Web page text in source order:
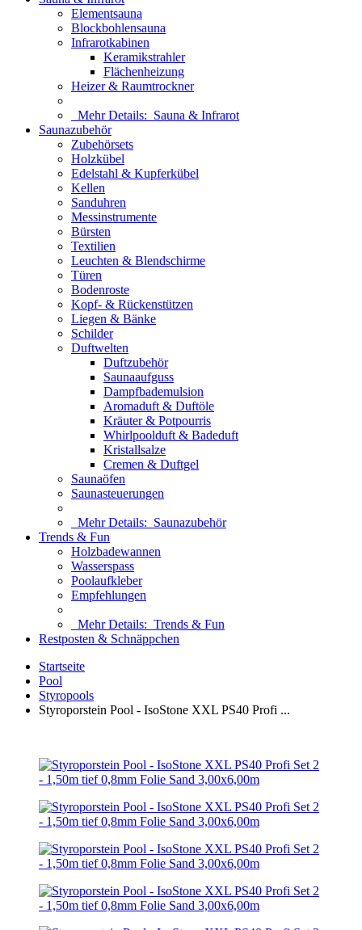
Elementsauna
Blockbohlensauna
Infrarotkabinen
Keramikstrahler
Flächenheizung
Heizer & Raumtrockner
Mehr Details: Sauna & Infrarot
Saunazubehör
Zubehörsets
Holzkübel
Edelstahl & Kupferkübel
Kellen
Sanduhren
Messinstrumente
Bürsten
Textilien
Leuchten & Blendschirme
Türen
Bodenroste
Kopf- & Rückenstützen
Liegen & Bänke
Schilder
Duftwelten
Duftzubehör
Saunaaufguss
Dampfbademulsion
Aromaduft & Duftöle
Kräuter & Potpourris
Whirlpoolduft & Badeduft
Kristallsalze
Cremen & Duftgel
Saunaöfen
Saunasteuerungen
Mehr Details: Saunazubehör
Trends & Fun
Holzbadewannen
Wasserspass
Poolaufkleber
Empfehlungen
Mehr Details: Trends & Fun
Restposten & Schnäppchen
Startseite
Pool
Styropools
Styroporstein Pool - IsoStone XXL PS40 Profi ...